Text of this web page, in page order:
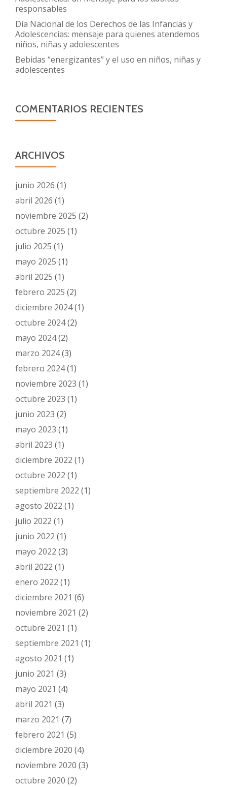
responsables
Día Nacional de los Derechos de las Infancias y
Adolescencias: mensaje para quienes atendemos
niños, niñas y adolescentes
Bebidas “energizantes” y el uso en niños, niñas y
adolescentes
COMENTARIOS RECIENTES
ARCHIVOS
junio 2026 (1)
abril 2026 (1)
noviembre 2025 (2)
octubre 2025 (1)
julio 2025 (1)
mayo 2025 (1)
abril 2025 (1)
febrero 2025 (2)
diciembre 2024(1)
octubre 2024(2)
mayo 2024(2)
marzo 2024(3)
febrero 2024(1)
noviembre 2023 (1)
octubre 2023 (1)
junio 2023 (2)
mayo 2023 (1)
abril 2023 (1)
diciembre 2022 (1)
octubre 2022 (1)
septiembre 2022 (1)
agosto 2022 (1)
julio 2022 (1)
junio 2022 (1)
mayo 2022 (3)
abril 2022 (1)
enero 2022 (1)
diciembre 2021 (6)
noviembre 2021 (2)
octubre 2021 (1)
septiembre 2021 (1)
agosto 2021 (1)
junio 2021 (3)
mayo 2021 (4)
abril 2021 (3)
marzo 2021 (7)
febrero 2021 (5)
diciembre 2020 (4)
noviembre 2020 (3)
octubre 2020 (2)